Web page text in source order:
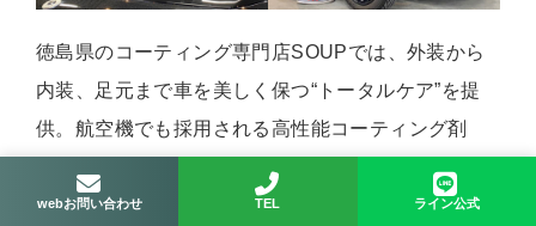
徳島県のコーティング専門店SOUPでは、外装から
内装、足元まで車を美しく保つ“トータルケア”を提
供。航空機でも採用される高性能コーティング剤
「System X」や「G.Guard」を用い、塗装状態を見
極めて最適な施工を行います。さらに、ホイールや
webお問い合わせ TEL ライン公式